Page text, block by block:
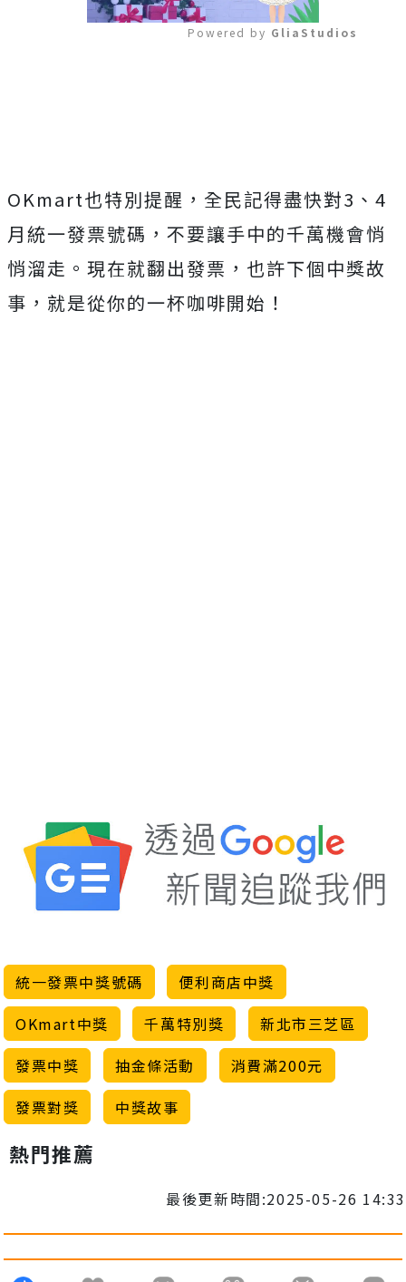
Powered by GliaStudios
OKmart也特別提醒，全民記得盡快對3、4
月統一發票號碼，不要讓手中的千萬機會悄
悄溜走。現在就翻出發票，也許下個中獎故
事，就是從你的一杯咖啡開始！
統一發票中獎號碼
便利商店中獎
OKmart中獎
千萬特別獎
新北市三芝區
發票中獎
抽金條活動
消費滿200元
發票對獎
中獎故事
熱門推薦
最後更新時間:2025-05-26 14:33